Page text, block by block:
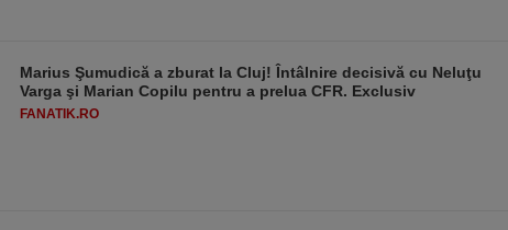
Marius Şumudică a zburat la Cluj! Întâlnire decisivă cu Neluţu
Varga şi Marian Copilu pentru a prelua CFR. Exclusiv
FANATIK.RO